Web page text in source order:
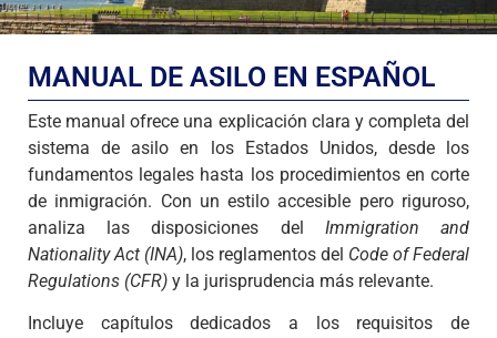
MANUAL DE ASILO EN ESPAÑOL
Este manual ofrece una explicación clara y completa del
sistema de asilo en los Estados Unidos, desde los
fundamentos legales hasta los procedimientos en corte
de inmigración. Con un estilo accesible pero riguroso,
analiza las disposiciones del Immigration and
Nationality Act (INA), los reglamentos del Code of Federal
Regulations (CFR) y la jurisprudencia más relevante.
Incluye capítulos dedicados a los requisitos de